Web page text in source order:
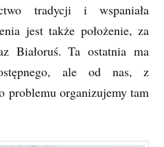
tradycji i wspaniała
jest także położenie, za
Białoruś. Ta ostatnia ma
ale od nas, z
problemu organizujemy tam